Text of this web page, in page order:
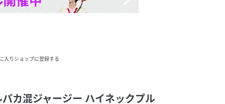
入りショップに登録する
カ混ジャージー ハイネックプル